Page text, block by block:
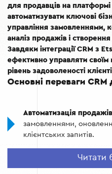
для продавців на
автоматизувати ключові
управління замовленнями,
аналіз продажів і
Завдяки інтеграції CRM з
ефективно управляти своїм
рівень задоволеності
Основні переваги CRM
Автоматизація
замовленнями,
клієнтських запитів.
ПерсоналізованіЧитати